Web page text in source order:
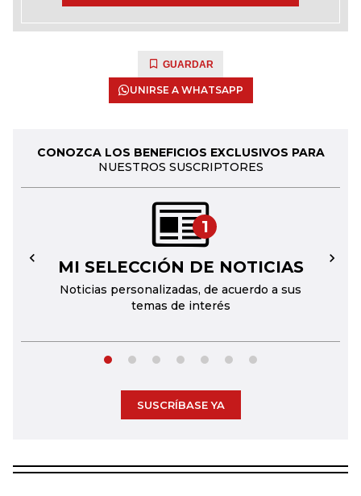
GUARDAR
UNIRSE A WHATSAPP
CONOZCA LOS BENEFICIOS EXCLUSIVOS PARA
NUESTROS SUSCRIPTORES
1
MI SELECCIÓN DE NOTICIAS
Noticias personalizadas, de acuerdo a sus
temas de interés
← →
SUSCRÍBASE YA